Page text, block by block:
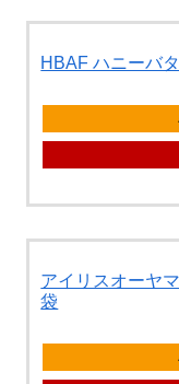
HBAF ハニーバ
アイリスオーヤ
袋